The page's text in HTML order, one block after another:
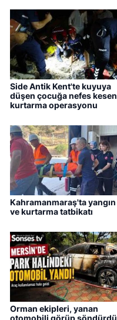
Side Antik Kent'te kuyuya
düşen çocuğa nefes kesen
kurtarma operasyonu
Kahramanmaraş'ta yangın
ve kurtarma tatbikatı
Orman ekipleri, yanan
otomobili görüp söndürdü